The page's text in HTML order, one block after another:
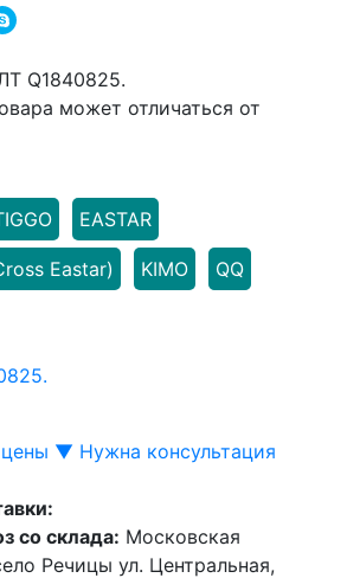
может отличаться от
EASTAR
Eastar) KIMO QQ
цены ▼ Нужна консультация
со склада: Московская
Речицы ул. Центральная,